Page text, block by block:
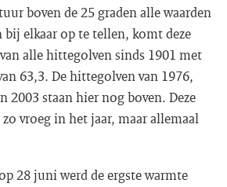
boven de 25 graden alle waarden
bij elkaar op te tellen, komt deze
alle hittegolven sinds 1901 met
63,3. De hittegolven van 1976,
2003 staan hier nog boven. Deze
vroeg in het jaar, maar allemaal
28 juni werd de ergste warmte